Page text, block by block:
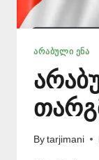
ᲐᲠᲐᲑᲣᲚᲘ ᲔᲜᲐ
By tarjimani